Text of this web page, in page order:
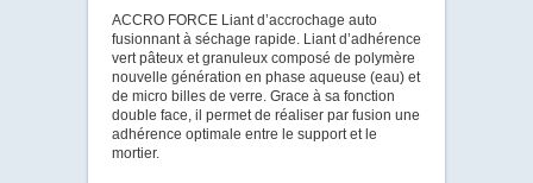
ACCRO FORCE Liant d’accrochage auto
fusionnant à séchage rapide. Liant d’adhérence
vert pâteux et granuleux composé de polymère
nouvelle génération en phase aqueuse (eau) et
de micro billes de verre. Grace à sa fonction
double face, il permet de réaliser par fusion une
adhérence optimale entre le support et le
mortier.